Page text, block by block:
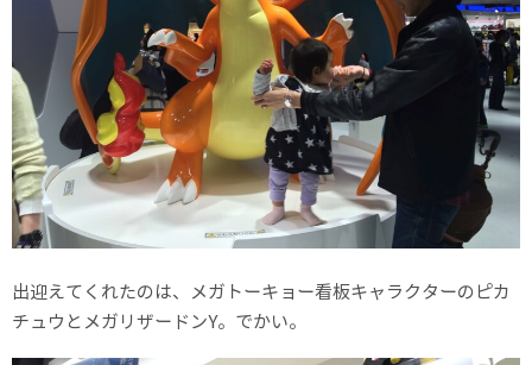
出迎えてくれたのは、メガトーキョー看板キャラクターのピカ
チュウとメガリザードンY。でかい。